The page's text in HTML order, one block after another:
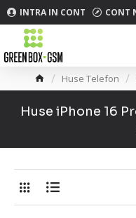
INTRA IN CONT CONT
Huse Telefon
Huse iPhone 16